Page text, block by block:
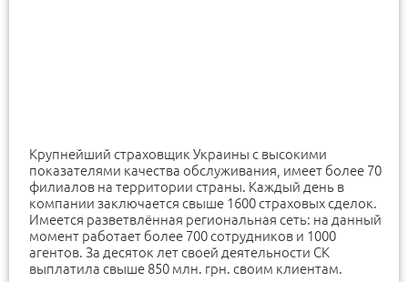
Крупнейший страховщик Украины с высокими
показателями качества обслуживания, имеет более 70
филиалов на территории страны. Каждый день в
компании заключается свыше 1600 страховых сделок.
Имеется разветвлённая региональная сеть: на данный
момент работает более 700 сотрудников и 1000
агентов. За десяток лет своей деятельности СК
выплатила свыше 850 млн. грн. своим клиентам.